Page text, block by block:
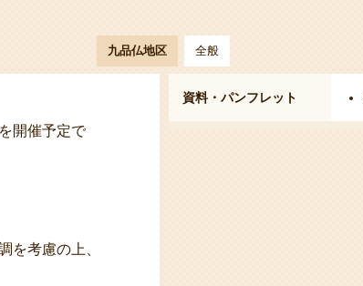
九品仏地区 全般
開催予定で
を考慮の上、
資料・パンフレット